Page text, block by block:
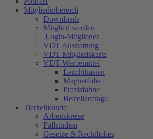
Mitgliederbereich
Downloads
Mitglied werden
Login-Mitglieder
VDT Ausstattung
VDT Mitgliedskarte
VDT-Werbemittel
Leuchtkasten
Magnetfolie
Praxisfahne
Bestellanfrage
Tierheilkunde
Arbeitskreise
Fallstudien
Gesetze & Rechtliches